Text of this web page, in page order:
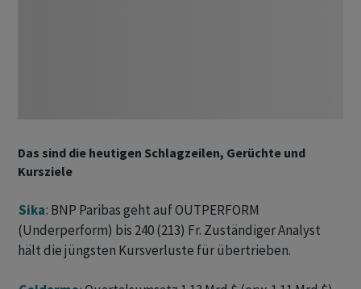
Das sind die heutigen Schlagzeilen, Gerüchte und
Kursziele
Sika: BNP Paribas geht auf OUTPERFORM
(Underperform) bis 240 (213) Fr. Zuständiger Analyst
hält die jüngsten Kursverluste für übertrieben.